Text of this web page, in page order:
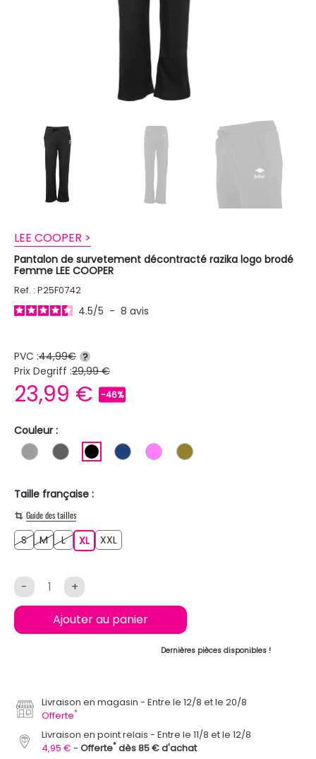
LEE COOPER >
Pantalon de survetement décontracté razika logo brodé
Femme LEE COOPER
Ref. : P25F0742
4.5/5 - 8 avis
PVC :44,99€ ?
Prix Degriff :29,99 €
23,99 € -46%
Couleur :
GRIS GRIS FONCE
NOIR BLEU FONCE
ROSE KAKI
Taille française :
Guide des tailles
SS MM LL XLXL XXL
- +
Ajouter au panier
Dernières pièces disponibles !
Livraison en magasin
Entre le 12/8 et le 20/8
Offerte*
Livraison en point relais
Entre le 11/8 et le 12/8
4,95 €
Offerte* dès 85 € d'achat